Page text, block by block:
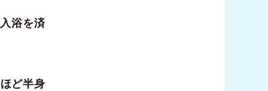
浴を済
ど半身